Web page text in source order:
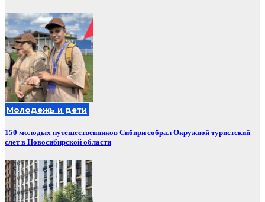
Молодежь и дети
150 молодых путешественников Сибири собрал Окружной туристский
слет в Новосибирской области